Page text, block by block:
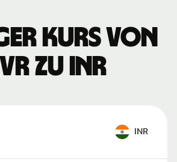
Kurs von
zu INR
INR